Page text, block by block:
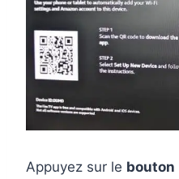
Appuyez sur le bouton